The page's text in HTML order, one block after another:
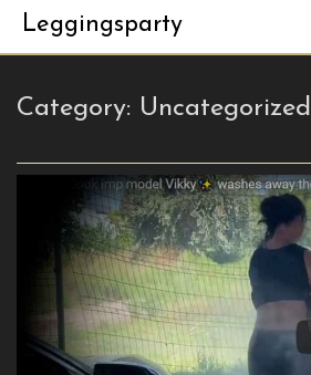
Leggingsparty
Category: Uncategorized